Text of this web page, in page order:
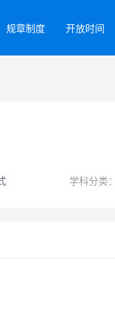
规章制度 开放时间
学科分类：